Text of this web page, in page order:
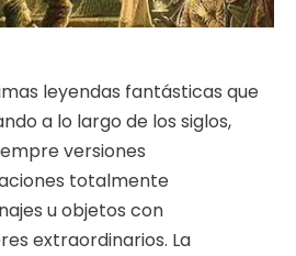
leyendas fantásticas que
a lo largo de los siglos,
versiones
totalmente
u objetos con
extraordinarios. La